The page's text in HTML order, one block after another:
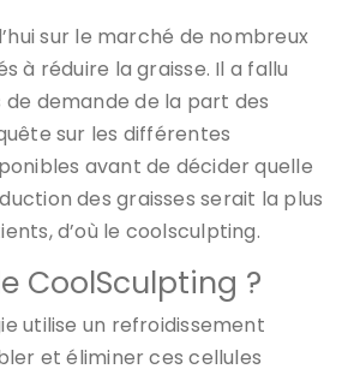
sur le marché de nombreux
à réduire la graisse. Il a fallu
de demande de la part des
sur les différentes
avant de décider quelle
des graisses serait la plus
d’où le coolsculpting.
CoolSculpting ?
utilise un refroidissement
et éliminer ces cellules